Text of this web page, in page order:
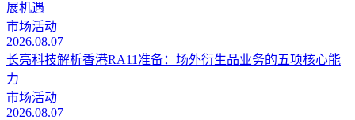
展机遇
市场活动
2026.08.07
长亮科技解析香港RA11准备：场外衍生品业务的五项核心能
力
市场活动
2026.08.07